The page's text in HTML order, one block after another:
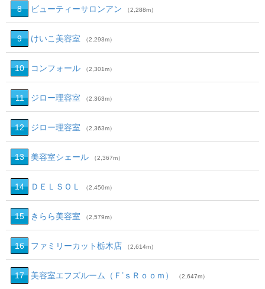
8 ビューティーサロンアン （2,288m）
9 けいこ美容室 （2,293m）
10 コンフォール （2,301m）
11 ジロー理容室 （2,363m）
12 ジロー理容室 （2,363m）
13 美容室シェール （2,367m）
14 ＤＥＬＳＯＬ （2,450m）
15 きらら美容室 （2,579m）
16 ファミリーカット栃木店 （2,614m）
17 美容室エフズルーム（Ｆ’ｓＲｏｏｍ） （2,647m）